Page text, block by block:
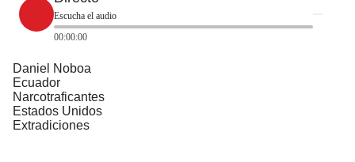
Escucha el audio
00:00:00
Daniel Noboa
Ecuador
Narcotraficantes
Estados Unidos
Extradiciones